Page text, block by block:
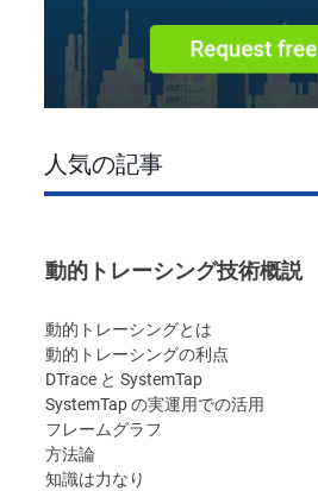
人気の記事
動的トレーシング技術概説
動的トレーシングとは
動的トレーシングの利点
DTrace と SystemTap
SystemTap の実運用での活用
フレームグラフ
方法論
知識は力なり